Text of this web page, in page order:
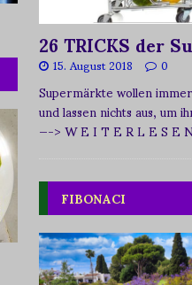
26 TRICKS der
15. August 2018 0
Supermärkte wollen
und lassen nichts aus, um
—-> W E I T E R L E S E
FIBONACI